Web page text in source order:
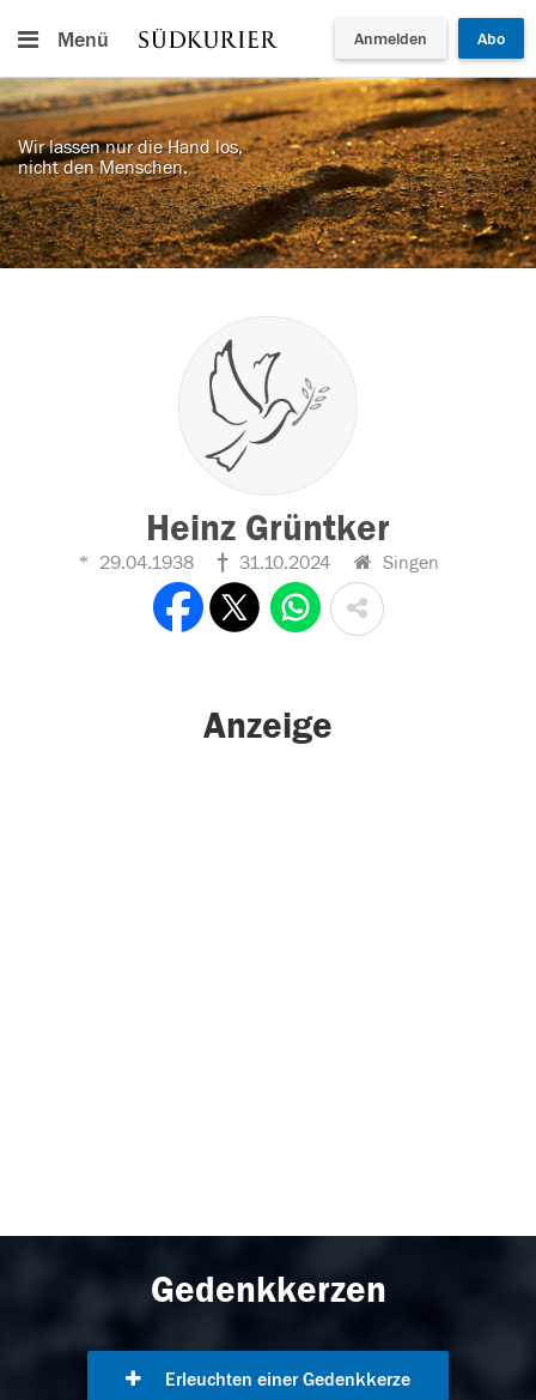
Menü Anmelden Abo
Wir lassen nur die Hand los,
nicht den Menschen.
Heinz Grüntker
29.04.1938 31.10.2024 Singen
Anzeige
Gedenkkerzen
Erleuchten einer Gedenkkerze